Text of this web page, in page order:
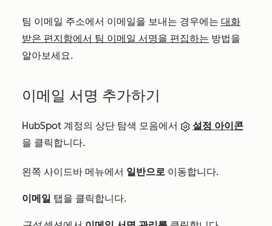
팀 이메일 주소에서 이메일을 보내는 경우에는 대화
받은 편지함에서 팀 이메일 서명을 편집하는 방법을
알아보세요.
이메일 서명 추가하기
HubSpot 계정의 상단 탐색 모음에서
설정 아이콘
을 클릭합니다.
왼쪽 사이드바 메뉴에서 일반으로 이동합니다.
이메일 탭을 클릭합니다.